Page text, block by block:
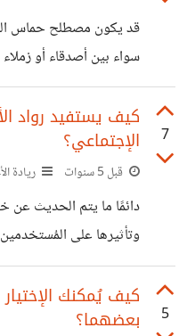
المشكلة ليست في
تأثيره على المستقل
قد يكون مصطلح حماس
سواء بين أصدقاء أو
*توظيف حماس
أو يكتمل عليه هدف نرغب
هما الشُعلة الأولى لأي
جديد يأخذنا الحماس ومعه
القيام به، نضع أهداف
بداخلنا نوظفها من أجل
7
كيف يستفيد رواد
الإجتماعي؟
قبل 5 سنوات ريادة
دائمًا ما يتم الحديث عن
وتأثيرها على
يتجاهله الكثيرين هو
كثيرًا رواد الأعمال
الجمهور وإنشاء علاقة
5
كيف يُمكنك
بعضهما؟